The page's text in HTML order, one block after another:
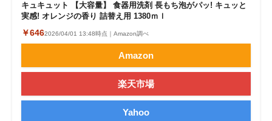
企業ITのトレンドを詳説
経営リーダーのコミュニティ
マーケ×ITの今がよく分かる
ITエンジニア向け専門サイト
企業向けIT製品の総合サイト
キュキュット 【大容量】 食器用洗剤 長もち泡がパッ! キュッと
実感! オレンジの香り 詰替え用 1380ｍｌ
￥6462026/04/01 13:48時点｜Amazon調べ
Amazon
楽天市場
Yahoo